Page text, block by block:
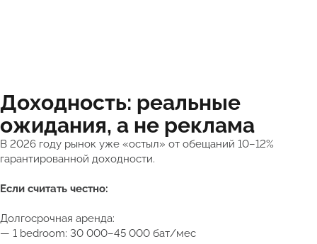
Доходность: реальные
ожидания, а не реклама
В 2026 году рынок уже «остыл» от обещаний 10–12%
гарантированной доходности.
Если считать честно:
Долгосрочная аренда:
— 1 bedroom: 30 000–45 000 бат/мес